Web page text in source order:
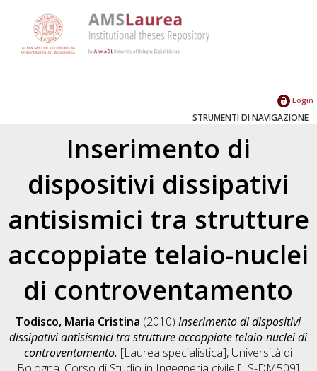
Login
STRUMENTI DI NAVIGAZIONE
Inserimento di
dispositivi dissipativi
antisismici tra strutture
accoppiate telaio-nuclei
di controventamento
Todisco, Maria Cristina (2010)Inserimento di dispositivi
dissipativi antisismici tra strutture accoppiate telaio-nuclei di
controventamento. [Laurea specialistica], Università di